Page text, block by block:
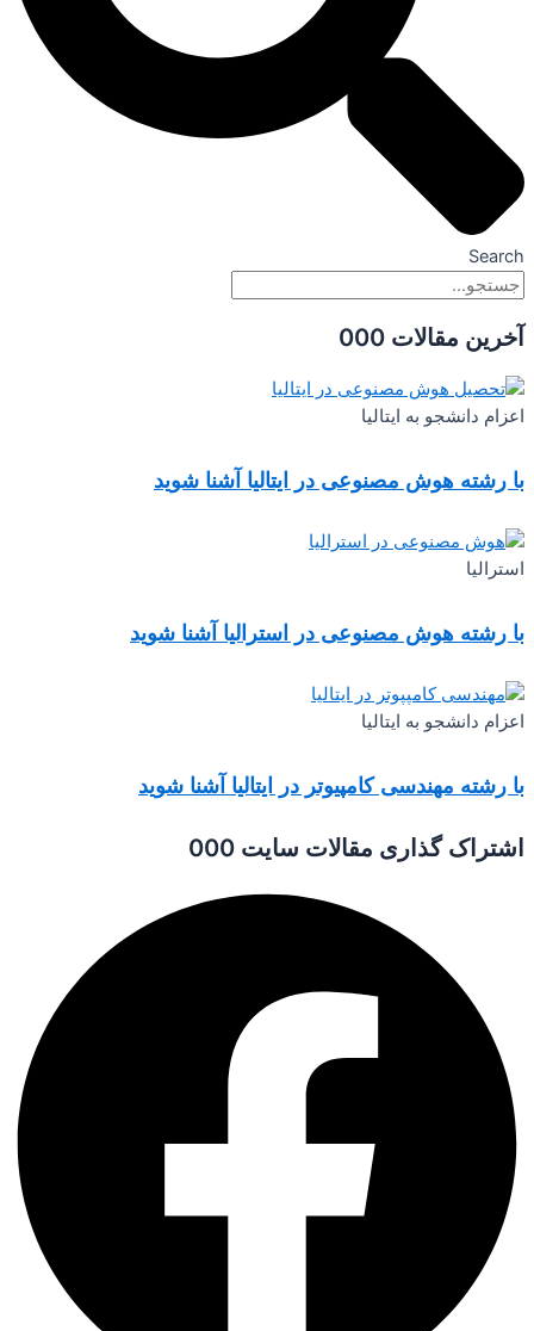
Search
آخرین مقالات 000
اعزام دانشجو به ایتالیا
با رشته هوش مصنوعی در ایتالیا آشنا شوید
استرالیا
با رشته هوش مصنوعی در استرالیا آشنا شوید
اعزام دانشجو به ایتالیا
با رشته مهندسی کامپیوتر در ایتالیا آشنا شوید
اشتراک گذاری مقالات سایت 000